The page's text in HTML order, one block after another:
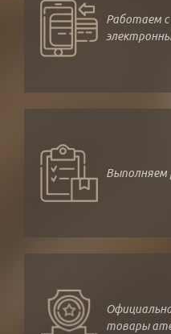
Работаем с
Выполняем
товары